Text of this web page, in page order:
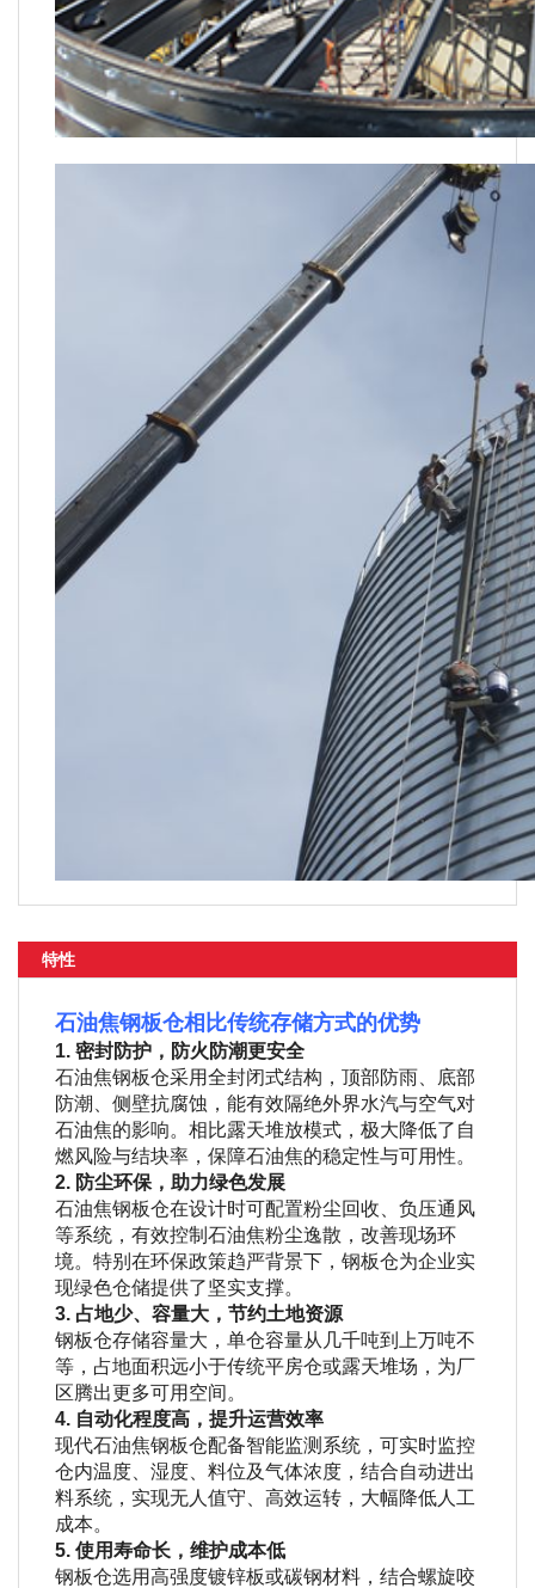
特性
石油焦钢板仓相比传统存储方式的优势
1. 密封防护，防火防潮更安全
石油焦钢板仓采用全封闭式结构，顶部防雨、底部
防潮、侧壁抗腐蚀，能有效隔绝外界水汽与空气对
石油焦的影响。相比露天堆放模式，极大降低了自
燃风险与结块率，保障石油焦的稳定性与可用性。
2. 防尘环保，助力绿色发展
石油焦钢板仓在设计时可配置粉尘回收、负压通风
等系统，有效控制石油焦粉尘逸散，改善现场环
境。特别在环保政策趋严背景下，钢板仓为企业实
现绿色仓储提供了坚实支撑。
3. 占地少、容量大，节约土地资源
钢板仓存储容量大，单仓容量从几千吨到上万吨不
等，占地面积远小于传统平房仓或露天堆场，为厂
区腾出更多可用空间。
4. 自动化程度高，提升运营效率
现代石油焦钢板仓配备智能监测系统，可实时监控
仓内温度、湿度、料位及气体浓度，结合自动进出
料系统，实现无人值守、高效运转，大幅降低人工
成本。
5. 使用寿命长，维护成本低
钢板仓选用高强度镀锌板或碳钢材料，结合螺旋咬